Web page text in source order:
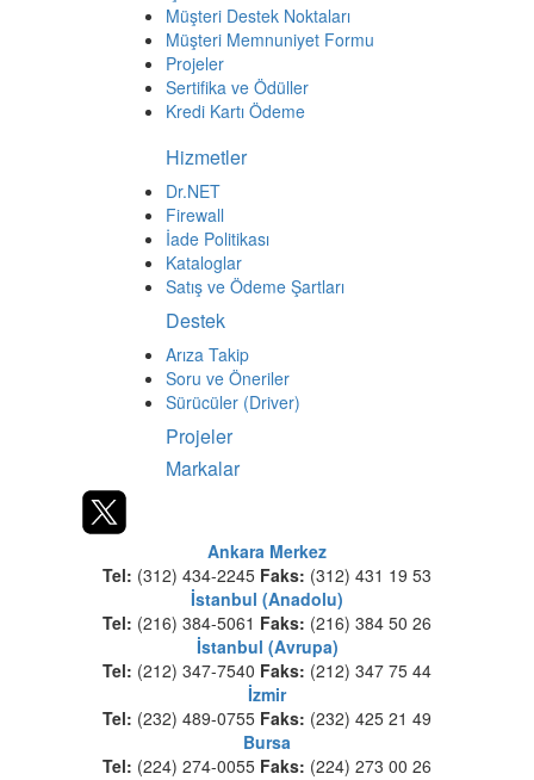
Bilgisayar Yan Ürünleri
Elektrik Malzemeleri
Elektronik Malzeme
Kamera Sistemleri
Network
Kalitesiz Taklit Ürünlere Dikkat
Kampanya
Raf
RoHS ve WEEE
Videolar
Kurumsal
Çalıştığımız Firma ve Markalar
Duvar Kağıtları
Firmamız
Haberler
İş İlanları
Müşteri Destek Noktaları
Müşteri Memnuniyet Formu
Hizmetler
Dr.NET
Firewall
İade Politikası
Kataloglar
Satış ve Ödeme Şartları